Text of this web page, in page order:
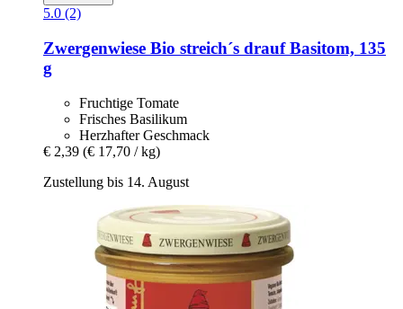
5.0 (2)
Zwergenwiese Bio streich´s drauf Basitom, 135
g
Fruchtige Tomate
Frisches Basilikum
Herzhafter Geschmack
€ 2,39 (€ 17,70 / kg)
Zustellung bis 14. August